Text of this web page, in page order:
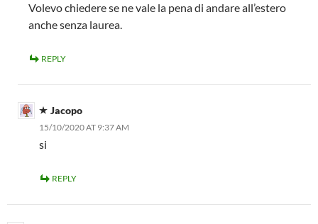
Volevo chiedere se ne vale la pena di andare all’estero
anche senza laurea.
REPLY
Jacopo
15/10/2020 AT 9:37 AM
si
REPLY